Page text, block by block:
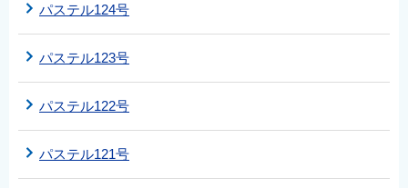
パステル124号
パステル123号
パステル122号
パステル121号